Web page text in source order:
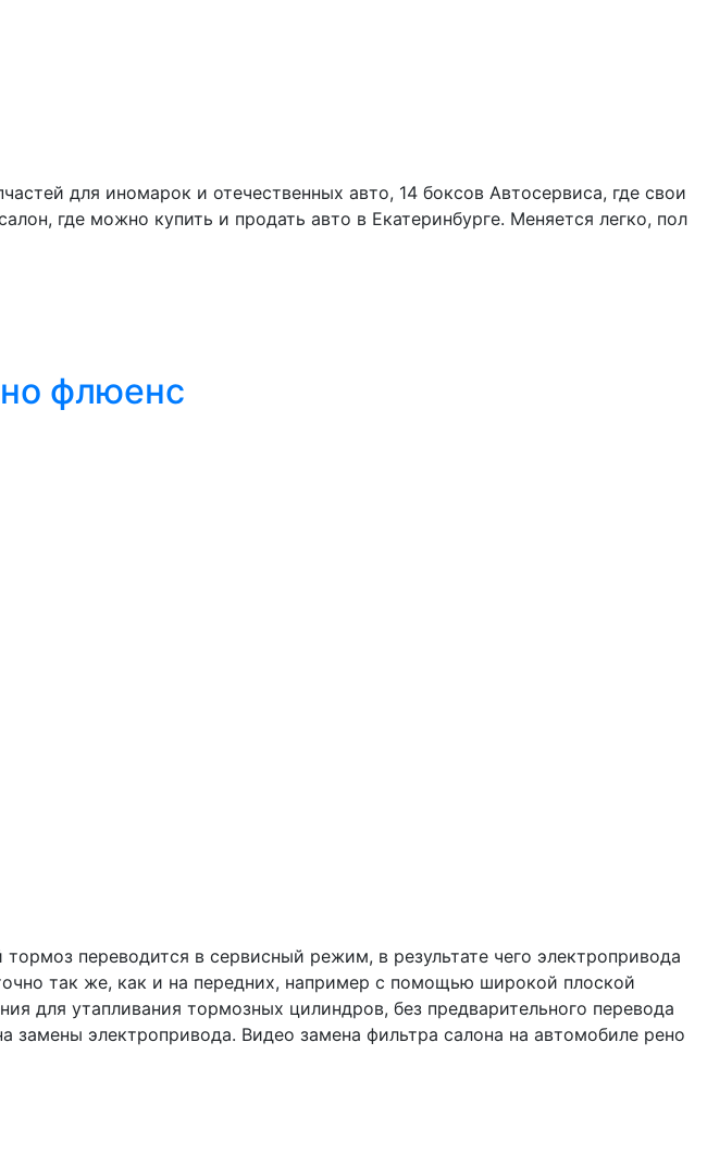
для иномарок и отечественных авто, 14 боксов Автосервиса, где свои
где можно купить и продать авто в Екатеринбурге. Меняется легко, пол
флюенс
переводится в сервисный режим, в результате чего электропривода
так же, как и на передних, например с помощью широкой плоской
для утапливания тормозных цилиндров, без предварительного перевода
электропривода. Видео замена фильтра салона на автомобиле рено